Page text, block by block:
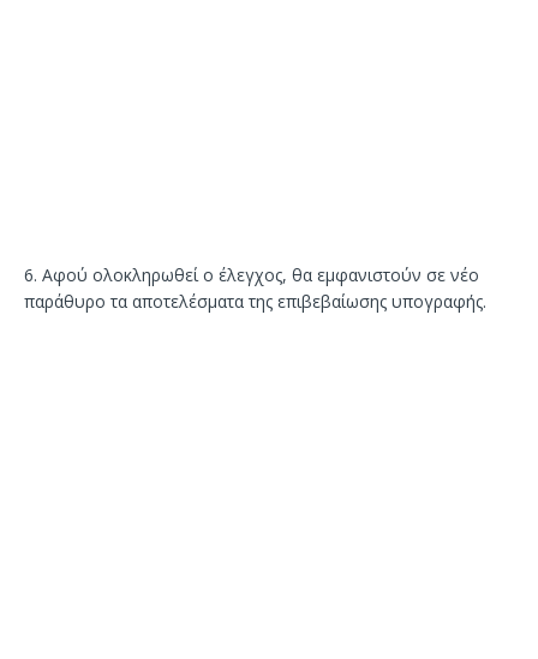
6. Αφού ολοκληρωθεί ο έλεγχος, θα εμφανιστούν σε νέο
παράθυρο τα αποτελέσματα της επιβεβαίωσης υπογραφής.